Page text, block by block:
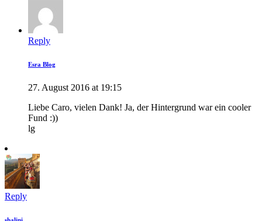
Reply
Esra Blog
27. August 2016 at 19:15
Liebe Caro, vielen Dank! Ja, der Hintergrund war ein cooler
Fund :))
lg
Reply